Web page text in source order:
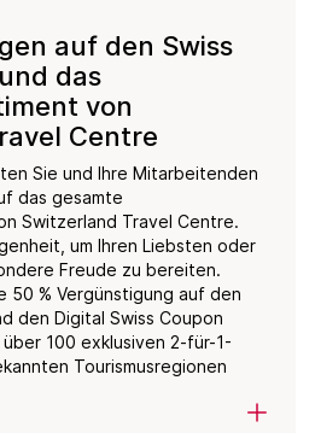
auf den Swiss
das
von
Centre
Sie und Ihre Mitarbeitenden
das gesamte
Switzerland Travel Centre.
um Ihren Liebsten oder
Freude zu bereiten.
50 % Vergünstigung auf den
den Digital Swiss Coupon
100 exklusiven 2-für-1-
Tourismusregionen